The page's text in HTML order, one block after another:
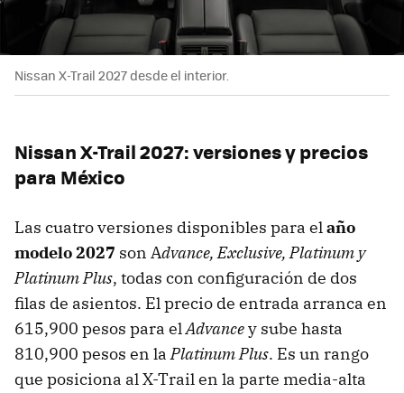
Nissan X-Trail 2027 desde el interior.
Nissan X-Trail 2027: versiones y precios
para México
Las cuatro versiones disponibles para elaño
modelo 2027 son Advance, Exclusive, Platinum y
Platinum Plus, todas con configuración de dos
filas de asientos. El precio de entrada arranca en
615,900 pesos para elAdvancey sube hasta
810,900 pesos en laPlatinum Plus. Es un rango
que posiciona al X-Trail en la parte media-alta